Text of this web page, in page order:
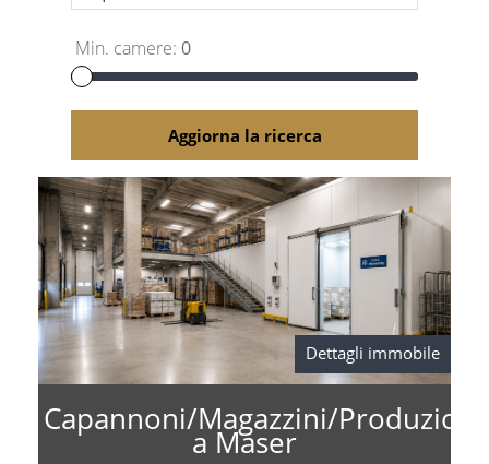
Min. camere: 0
Aggiorna la ricerca
Dettagli immobile
Capannoni/Magazzini/
a Maser